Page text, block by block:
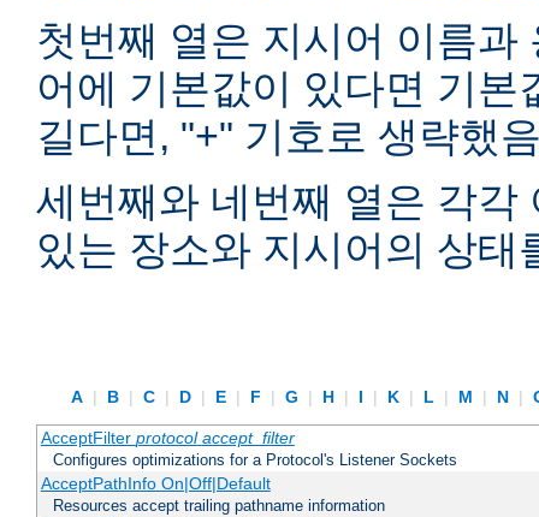
첫번째 열은 지시어 이름
어에 기본값이 있다면 기
길다면, "+" 기호로 생략했
세번째와 네번째 열은 각각
있는 장소와 지시어의 상태
A | B | C | D | E | F | G | H | I | K | L | M | N |
AcceptFilter protocol accept_filter
Configures optimizations for a Protocol's Listener Sockets
AcceptPathInfo On|Off|Default
Resources accept trailing pathname information